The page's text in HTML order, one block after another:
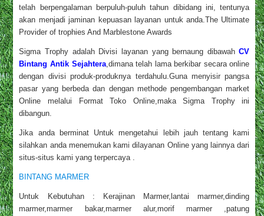
telah berpengalaman berpuluh-puluh tahun dibidang ini, tentunya
akan menjadi jaminan kepuasan layanan untuk anda.The Ultimate
Provider of trophies And Marblestone Awards
Sigma Trophy adalah Divisi layanan yang bernaung dibawahCV
Bintang Antik Sejahtera,dimana telah lama berkibar secara online
dengan divisi produk-produknya terdahulu.Guna menyisir pangsa
pasar yang berbeda dan dengan methode pengembangan market
Online melalui Format Toko Online,maka Sigma Trophy ini
dibangun.
Jika anda berminat Untuk mengetahui lebih jauh tentang kami
silahkan anda menemukan kami dilayanan Online yang lainnya dari
situs-situs kami yang terpercaya .
BINTANG MARMER
Untuk Kebutuhan : Kerajinan Marmer,lantai marmer,dinding
marmer,marmer bakar,marmer alur,morif marmer ,patung